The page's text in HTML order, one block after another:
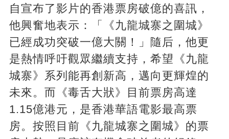
自宣布了影片的香港票房破億的喜訊，
他興奮地表示：「《九龍城寨之圍城》
已經成功突破一億大關！」隨后，他更
是熱情呼吁觀眾繼續支持，希望《九龍
城寨》系列能再創新高，邁向更輝煌的
未來。而《毒舌大狀》目前票房高達
1.15億港元，是香港華語電影最高票
房。按照目前《九龍城寨之圍城》的票